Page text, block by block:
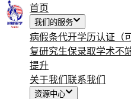
首页
我们的服务
病假条代开学历认证（
复研究生保录取学术不
提升
关于我们 联系我们
资源中心